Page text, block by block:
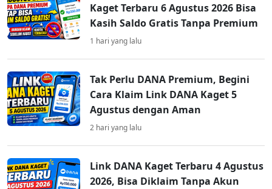
Kaget Terbaru 6 Agustus 2026 Bisa
Kasih Saldo Gratis Tanpa Premium
1 hari yang lalu
Tak Perlu DANA Premium, Begini
Cara Klaim Link DANA Kaget 5
Agustus dengan Aman
2 hari yang lalu
Link DANA Kaget Terbaru 4 Agustus
2026, Bisa Diklaim Tanpa Akun